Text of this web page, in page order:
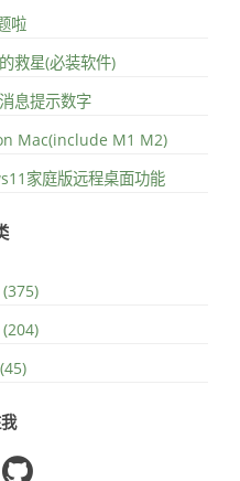
啦
救星(必装软件)
息提示数字
Mac(include M1 M2)
家庭版远程桌面功能